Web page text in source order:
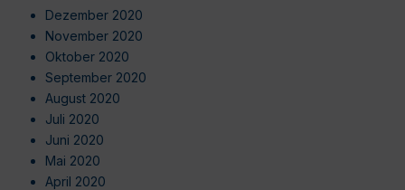
Dezember 2020
November 2020
Oktober 2020
September 2020
August 2020
Juli 2020
Juni 2020
Mai 2020
April 2020